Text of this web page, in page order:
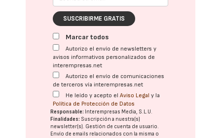
SUSCRIBIRME GRATIS
Marcar todos
Autorizo el envío de newsletters y
avisos informativos personalizados de
interempresas.net
Autorizo el envío de comunicaciones
de terceros vía interempresas.net
He leído y acepto elAviso Legal y la
Política de Protección de Datos
Responsable: Interempresas Media, S.L.U.
Finalidades: Suscripción a nuestra(s)
newsletter(s). Gestión de cuenta de usuario.
Envío de emails relacionados con la misma o